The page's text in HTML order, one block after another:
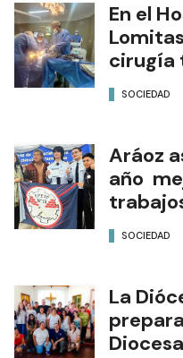
En el
cirugía
SOCIEDAD
Aráoz
año
SOCIEDAD
La